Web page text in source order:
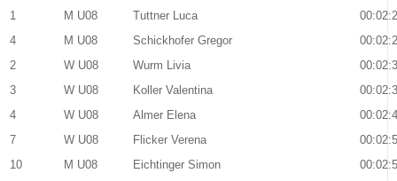
1
M U08 Tuttner Luca
4
M U08 Schickhofer Gregor
2
W U08 Wurm Livia
3
W U08 Koller Valentina
4
W U08 Almer Elena
7
W U08 Flicker Verena
10
M U08 Eichtinger Simon